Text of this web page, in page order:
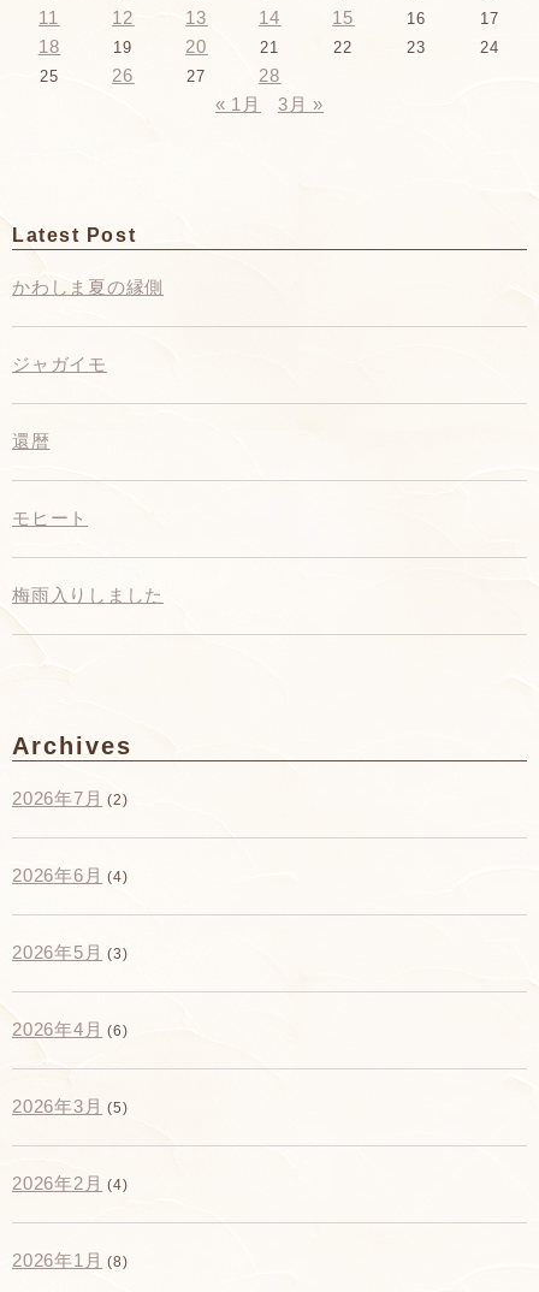
11 12 13 14 15 16 17
18 19 20 21 22 23
24
25
26 27
28
« 1月
3月 »
Latest Post
かわしま夏の縁側
ジャガイモ
還暦
モヒート
梅雨入りしました
Archives
2026年7月 (2)
2026年6月 (4)
2026年5月 (3)
2026年4月 (6)
2026年3月 (5)
2026年2月 (4)
2026年1月 (8)